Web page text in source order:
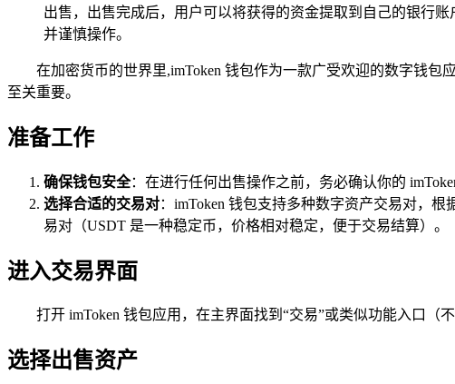
出售，出售完成后，用户可以将获得的资金提取到自己的银行
并谨慎操作。
在加密货币的世界里,imToken 钱包作为一款广受欢迎的数字钱
至关重要。
准备工作
确保钱包安全：在进行任何出售操作之前，务必确认你的
选择合适的交易对：imToken 钱包支持多种数字资产交易对，
易对（USDT 是一种稳定币，价格相对稳定，便于交易结算）。
进入交易界面
打开 imToken 钱包应用，在主界面找到“交易”或类似功能入口（
选择出售资产